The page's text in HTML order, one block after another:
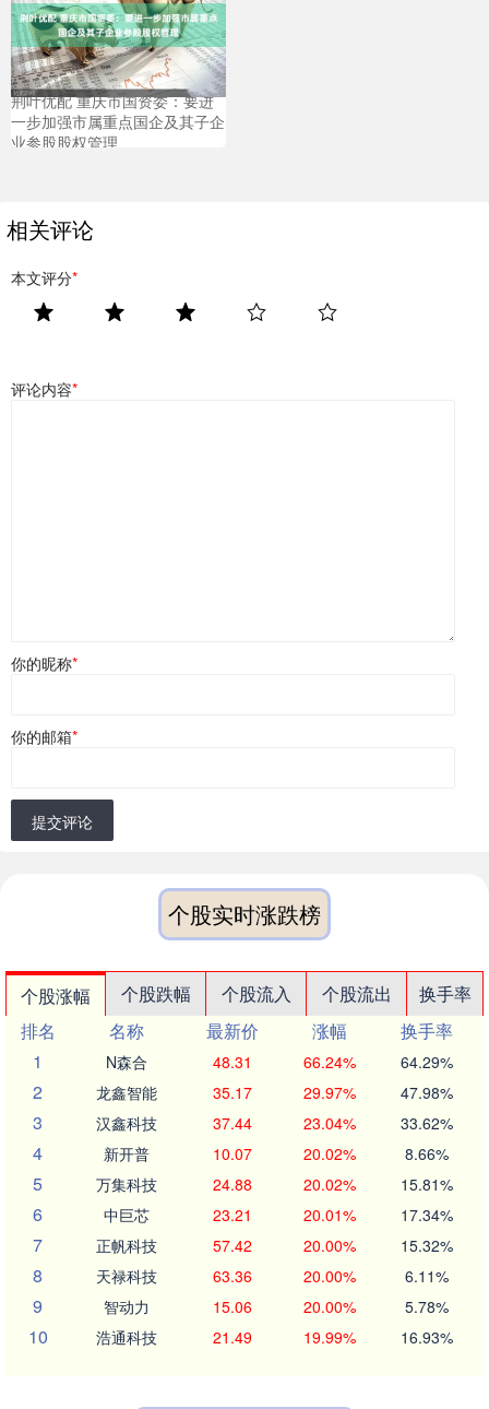
荆叶优配 重庆市国资委：要进
一步加强市属重点国企及其子企
业参股股权管理
相关评论
本文评分*
评论内容*
你的昵称*
你的邮箱*
提交评论
个股实时涨跌榜
个股涨幅 个股跌幅 个股流入 个股流出
换手率
排名
名称 最新价 涨幅
换手率
1
N森合 48.31 66.24% 64.29%
2 龙鑫智能 35.17 29.97% 47.98%
3 汉鑫科技 37.44 23.04% 33.62%
4 新开普 10.07 20.02% 8.66%
5 万集科技 24.88 20.02% 15.81%
6 中巨芯 23.21 20.01% 17.34%
7 正帆科技 57.42 20.00% 15.32%
8 天禄科技 63.36 20.00% 6.11%
9 智动力 15.06 20.00% 5.78%
10 浩通科技 21.49 19.99% 16.93%